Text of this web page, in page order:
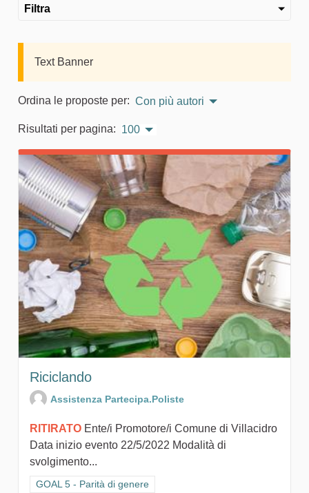
Filtra
Text Banner
Ordina le proposte per: Con più autori
Risultati per pagina: 100
Riciclando
Assistenza Partecipa.Poliste
RITIRATO Ente/i Promotore/i Comune di Villacidro
Data inizio evento 22/5/2022 Modalità di
svolgimento...
Filtra i risultati per categoria: GOAL 5 - Parità di genere
GOAL 5 - Parità di genere